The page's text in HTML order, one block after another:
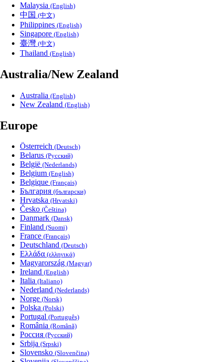
Malaysia (English)
中国 (中文)
Philippines (English)
Singapore (English)
臺灣 (中文)
Thailand (English)
Australia/New Zealand
Australia (English)
New Zealand (English)
Europe
Österreich (Deutsch)
Belarus (Русский)
België (Nederlands)
Belgium (English)
Belgique (Français)
България (български)
Hrvatska (Hrvatski)
Česko (Čeština)
Danmark (Dansk)
Finland (Suomi)
France (Français)
Deutschland (Deutsch)
Ελλάδα (ελληνικά)
Magyarország (Magyar)
Ireland (English)
Italia (Italiano)
Nederland (Nederlands)
Norge (Norsk)
Polska (Polski)
Portugal (Português)
România (Română)
Россия (Русский)
Srbija (Srpski)
Slovensko (Slovenčina)